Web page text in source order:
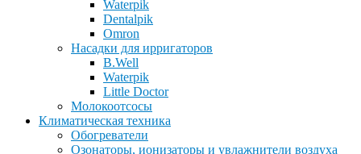
Waterpik
Dentalpik
Omron
Насадки для ирригаторов
B.Well
Waterpik
Little Doctor
Молокоотсосы
Климатическая техника
Обогреватели
Озонаторы, ионизаторы и увлажнители воздуха